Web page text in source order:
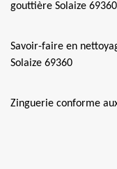
gouttière Solaize 69360
Savoir-faire en
Solaize 69360
Zinguerie conforme